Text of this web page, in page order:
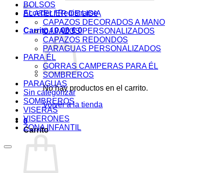
Acceder / Registrarse
Carrito /0,00€ 0
No hay productos en el carrito.
Volver a la tienda
0
Carrito
BOLSOS
EL ATELIER DE LIDIA
CAPAZOS DECORADOS A MANO
CAPAZOS PERSONALIZADOS
CAPAZOS REDONDOS
PARAGUAS PERSONALIZADOS
PARA ÉL
GORRAS CAMPERAS PARA ÉL
SOMBREROS
PARAGUAS
Sin categorizar
SOMBREROS
VISERAS
VISERONES
ZONA INFANTIL